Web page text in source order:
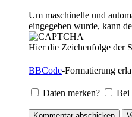
Um maschinelle und
eingegeben wurde, kann
Hier die Zeichenfolge der
BBCode-Formatierung
Daten merken? Bei